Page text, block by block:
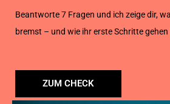
Beantworte 7 Fragen und ich zeige dir,
bremst – und wie ihr erste Schritte
ZUM CHECK